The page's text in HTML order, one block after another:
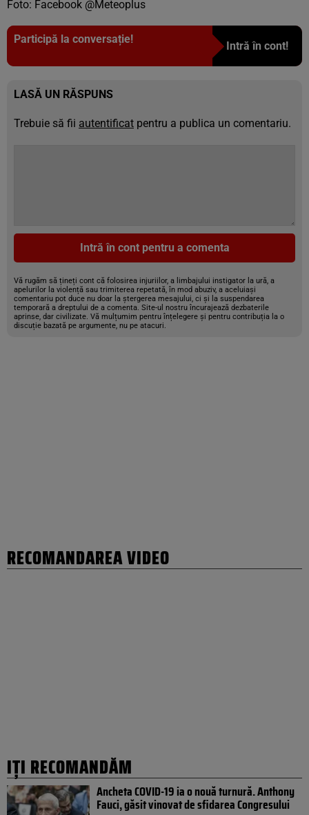
Foto: Facebook @Meteoplus
Participă la conversație!
Intră în cont!
LASĂ UN RĂSPUNS
Trebuie să fii autentificat pentru a publica un comentariu.
Intră în cont pentru a comenta
Vă rugăm să țineți cont că folosirea injuriilor, a limbajului instigator la ură, a
apelurilor la violență sau trimiterea repetată, în mod abuziv, a aceluiași
comentariu pot duce nu doar la ștergerea mesajului, ci și la suspendarea
temporară a dreptului de a comenta. Site-ul nostru încurajează dezbaterile
aprinse, dar civilizate. Vă mulțumim pentru înțelegere și pentru contribuția la o
discuție bazată pe argumente, nu pe atacuri.
RECOMANDAREA VIDEO
IȚI RECOMANDĂM
Ancheta COVID-19 ia o nouă turnură. Anthony
Fauci, găsit vinovat de sfidarea Congresului